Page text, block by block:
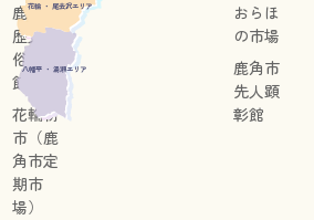
鹿角市
歴史民
俗資料
館
花輪朝
市（鹿
角市定
期市
場）
おらほ
の市場
鹿角市
先人顕
彰館
花輪 ・ 尾去沢エリア
八幡平 ・ 湯瀬エリア